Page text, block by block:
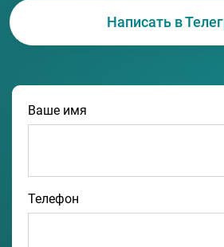
Написать в
Ваше имя
Телефон